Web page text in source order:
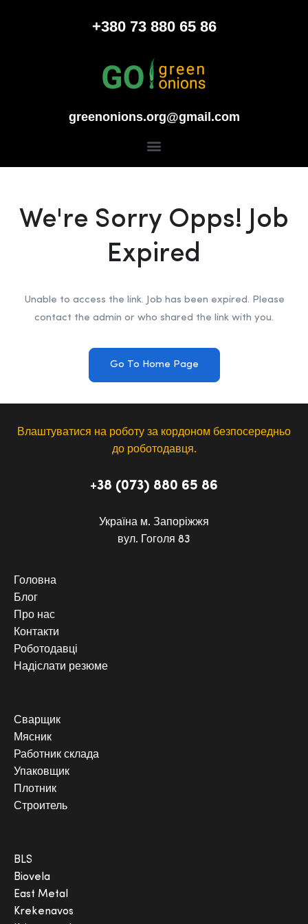
+380 73 880 65 86
greenonions.org@gmail.com
We're Sorry Opps! Job
Expired
Unable to access the link. Job has been expired. Please
contact the admin or who shared the link with you.
Go To Home Page
Влаштуватися на роботу за кордоном безпосередньо
до роботодавця.
+38 (073) 880 65 86
Україна м. Запоріжжя
вул. Гоголя 83
Головна
Блог
Про нас
Контакти
Роботодавці
Надіслати резюме
Сварщик
Мясник
Работник склада
Упаковщик
Плотник
Строитель
BLS
Biovela
East Metal
Krekenavos